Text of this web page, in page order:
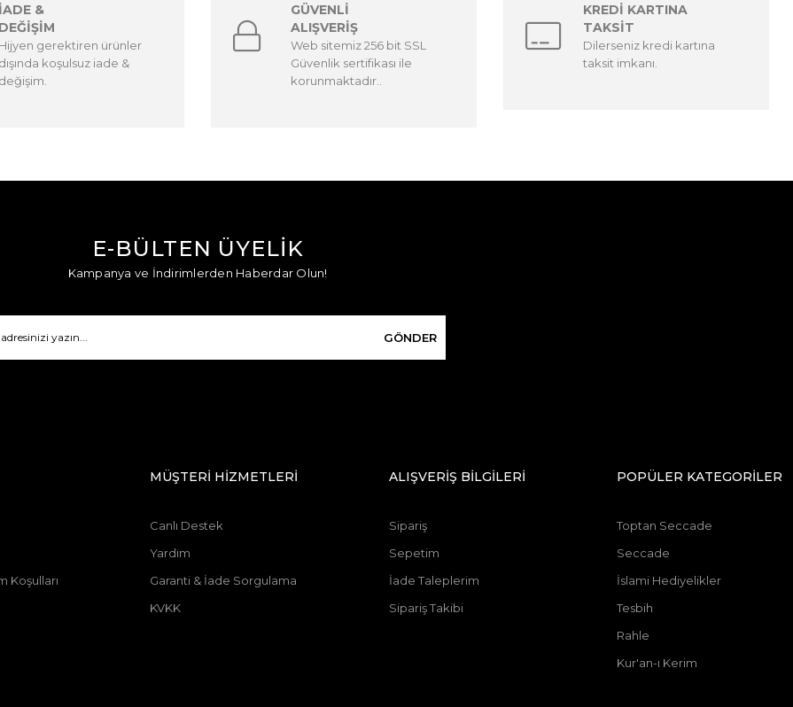
İADE &
DEĞİŞİM
Hijyen gerektiren ürünler
dışında koşulsuz iade &
değişim.
GÜVENLİ
ALIŞVERİŞ
Web sitemiz 256 bit SSL
Güvenlik sertifikası ile
korunmaktadır..
KREDİ KARTINA
TAKSİT
Dilerseniz kredi kartına
taksit imkanı.
E-BÜLTEN ÜYELİK
Kampanya ve İndirimlerden Haberdar Olun!
GÖNDER
Koşulları
MÜŞTERİ HİZMETLERİ
Canlı Destek
Yardım
Garanti & İade Sorgulama
KVKK
ALIŞVERİŞ BİLGİLERİ
Sipariş
Sepetim
İade Taleplerim
Sipariş Takibi
POPÜLER KATEGORİLER
Toptan Seccade
Seccade
İslami Hediyelikler
Tesbih
Rahle
Kur'an-ı Kerim